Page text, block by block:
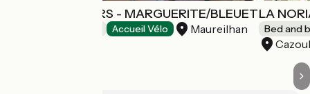
LES ARBOUSIERS - MARGUERITE/BLEUET
Accueil Vélo Maureilhan
LA
Bed and